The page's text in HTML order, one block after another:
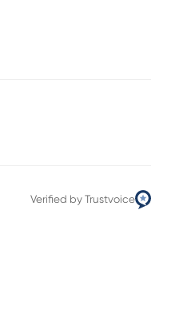
Verified by Trustvoice